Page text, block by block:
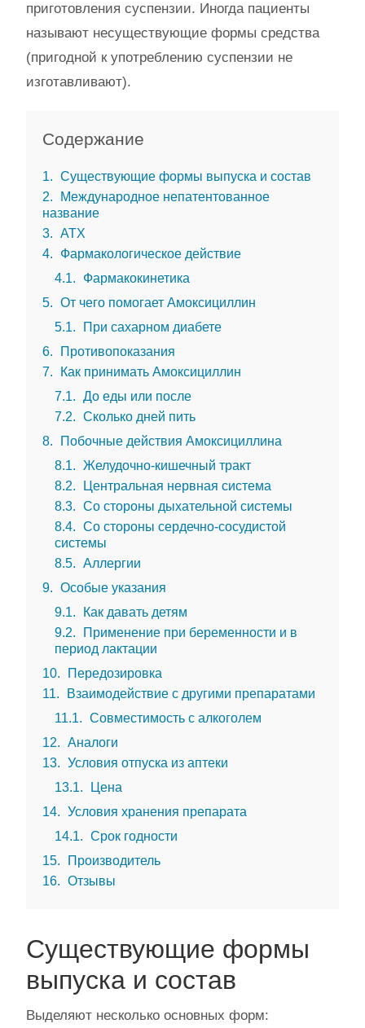
приготовления суспензии. Иногда пациенты
называют несуществующие формы средства
(пригодной к употреблению суспензии не
изготавливают).
Содержание
1
Существующие формы выпуска и состав
2
Международное непатентованное
название
3
АТХ
4
Фармакологическое действие
4.1
Фармакокинетика
5
От чего помогает Амоксициллин
5.1
При сахарном диабете
6
Противопоказания
7
Как принимать Амоксициллин
7.1
До еды или после
7.2
Сколько дней пить
8
Побочные действия Амоксициллина
8.1
Желудочно-кишечный тракт
8.2
Центральная нервная система
8.3
Со стороны дыхательной системы
8.4
Со стороны сердечно-сосудистой
системы
8.5
Аллергии
9
Особые указания
9.1
Как давать детям
9.2
Применение при беременности и в
период лактации
10
Передозировка
11
Взаимодействие с другими препаратами
11.1
Совместимость с алкоголем
12
Аналоги
13
Условия отпуска из аптеки
13.1
Цена
14
Условия хранения препарата
14.1
Срок годности
15
Производитель
16
Отзывы
Существующие формы
выпуска и состав
Выделяют несколько основных форм: